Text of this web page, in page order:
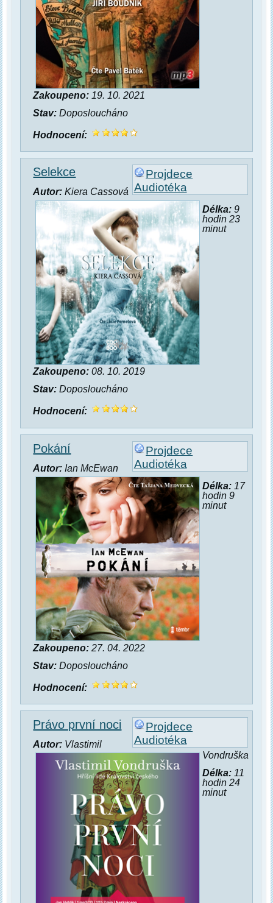
Zakoupeno: 19. 10. 2021
Stav: Doposloucháno
Hodnocení:
Projdece
Audiotéka
Selekce
Autor: Kiera Cassová
Délka:9
hodin 23
minut
Zakoupeno: 08. 10. 2019
Stav: Doposloucháno
Hodnocení:
Projdece
Audiotéka
Pokání
Autor: Ian McEwan
Délka:17
hodin 9
minut
Zakoupeno: 27. 04. 2022
Stav: Doposloucháno
Hodnocení:
Projdece
Audiotéka
Právo první noci
Autor: Vlastimil
Vondruška
Délka:11
hodin 24
minut